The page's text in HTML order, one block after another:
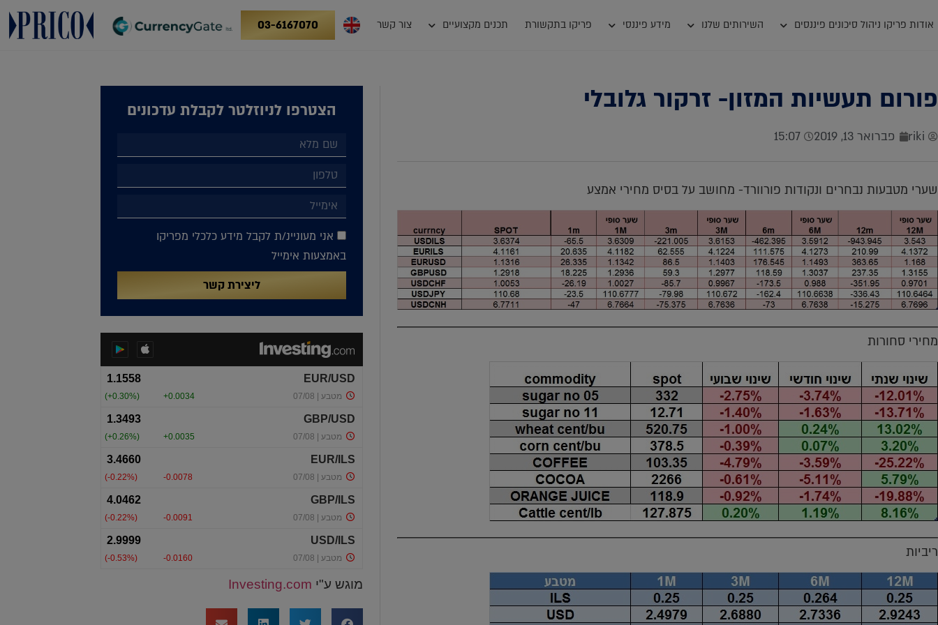
אודות פריקו ניהול סיכונים פיננסים השירותים שלנו מידע פיננסי פריקו בתקשורת תכנים מקצועיים צור קשר 03-6167070
פורום תעשיות המזון- זרקור גלובלי
riki פברואר 13, 2019 15:07
שערי מטבעות נבחרים ונקודות פורוורד- מחושב על בסיס מחירי אמצע
מחירי סחורות
ריביות
הצטרפו לניוזלטר לקבלת עדכונים
אני מעוניינ/ת לקבל מידע כלכלי מפריקו
באמצעות אימייל
ליצירת קשר
מוגש ע"י Investing.com